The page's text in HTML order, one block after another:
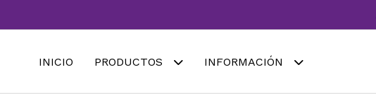
INICIO PRODUCTOS INFORMACIÓN